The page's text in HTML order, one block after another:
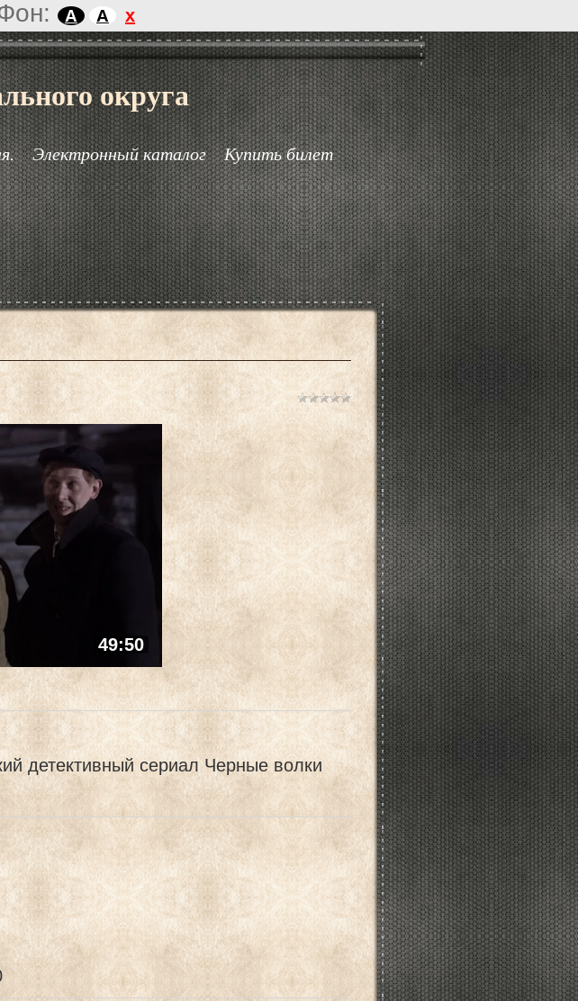
A A x
округа
Электронный каталог Купить билет
49:50
детективный сериал Черные волки